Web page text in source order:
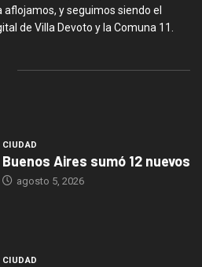
y seguimos siendo el
de Villa Devoto y la Comuna 11.
CIUDAD
Buenos Aires sumó 12 nuevos
agosto 5, 2026
CIUDAD